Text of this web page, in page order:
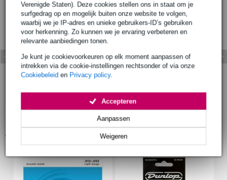
Verenigde Staten). Deze cookies stellen ons in staat om je
surfgedrag op en mogelijk buiten onze website te volgen,
waarbij we je IP-adres en unieke gebruikers-ID’s gebruiken
voor herkenning. Zo kunnen we je ervaring verbeteren en
relevante aanbiedingen tonen.
Je kunt je cookievoorkeuren op elk moment aanpassen of
intrekken via de cookie-instellingen rechtsonder of via onze
Cookiebeleid en Privacy policy.
Weigeren
Aanpassen
Accepteren